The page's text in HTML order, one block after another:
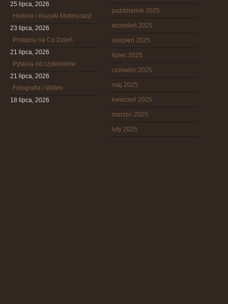
25 lipca, 2026
Historia i Klasyki Motoryzacji
23 lipca, 2026
Przepisy na Co Dzień
21 lipca, 2026
Pytania od czytelników
21 lipca, 2026
Fotografia i Wideo
18 lipca, 2026
październik 2025
wrzesień 2025
sierpień 2025
lipiec 2025
czerwiec 2025
maj 2025
kwiecień 2025
marzec 2025
luty 2025